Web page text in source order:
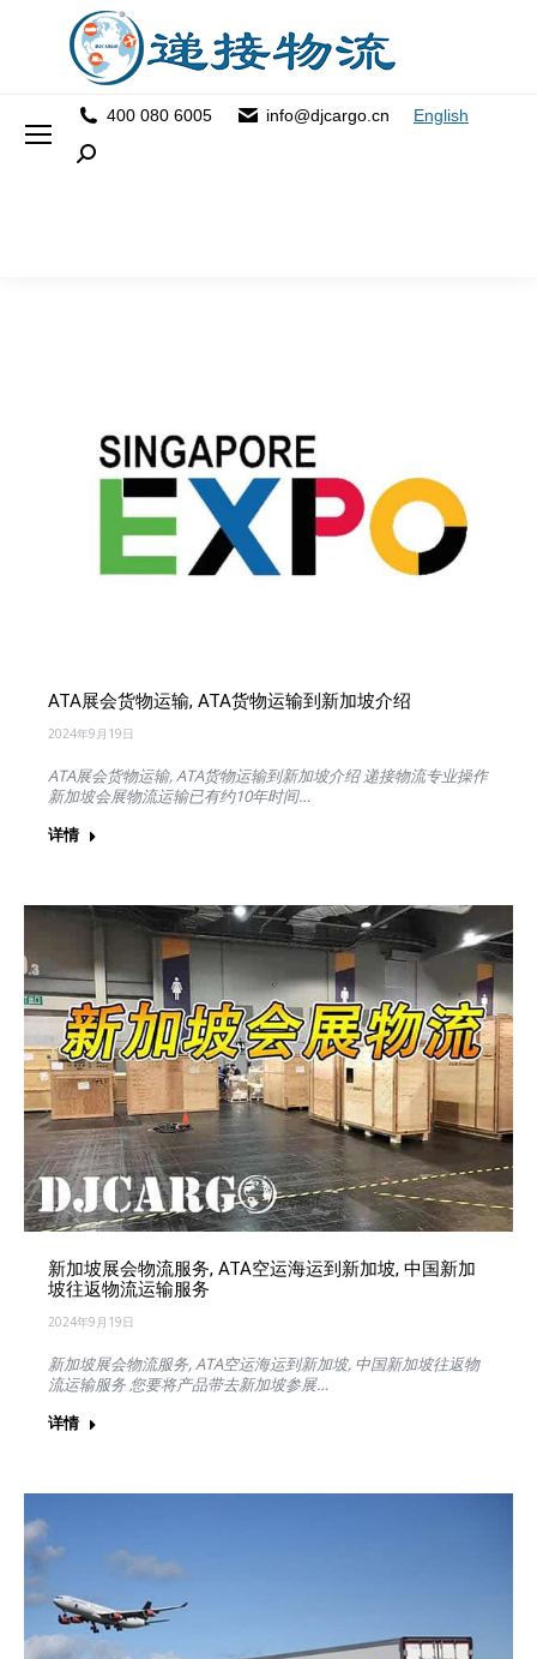
400 080 6005 info@djcargo.cn English
Search:
ATA展会货物运输, ATA货物运输到新加坡介绍
2024年9月19日
ATA展会货物运输, ATA货物运输到新加坡介绍 递接物流专业操作
新加坡会展物流运输已有约10年时间…
详情
新加坡展会物流服务, ATA空运海运到新加坡, 中国新加
坡往返物流运输服务
2024年9月19日
新加坡展会物流服务, ATA空运海运到新加坡, 中国新加坡往返物
流运输服务 您要将产品带去新加坡参展…
详情